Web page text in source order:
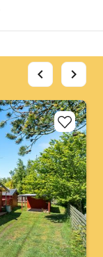
chevron_left chevron_right